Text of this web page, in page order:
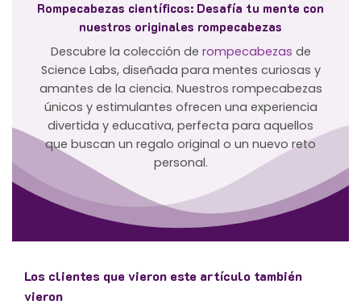
Rompecabezas científicos: Desafía tu mente con
nuestros originales rompecabezas
Descubre la colección de rompecabezas de
Science Labs, diseñada para mentes curiosas y
amantes de la ciencia. Nuestros rompecabezas
únicos y estimulantes ofrecen una experiencia
divertida y educativa, perfecta para aquellos
que buscan un regalo original o un nuevo reto
personal.
Los clientes que vieron este artículo también
vieron